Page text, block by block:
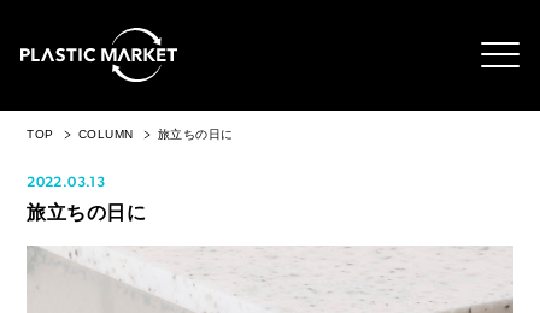
TOP COLUMN 旅立ちの日に
2022.03.13
旅立ちの日に